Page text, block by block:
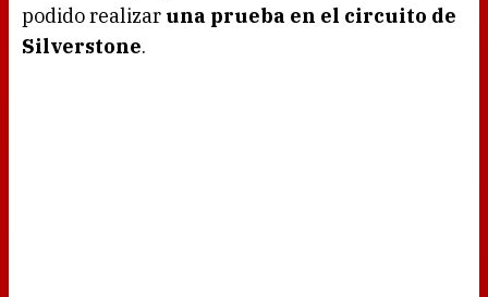
podido realizar una prueba en el circuito de
Silverstone.